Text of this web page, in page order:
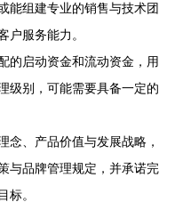
能组建专业的销售与技术团
户服务能力。
的启动资金和流动资金，用
级别，可能需要具备一定的
念、产品价值与发展战略，
与品牌管理规定，并承诺完
标。